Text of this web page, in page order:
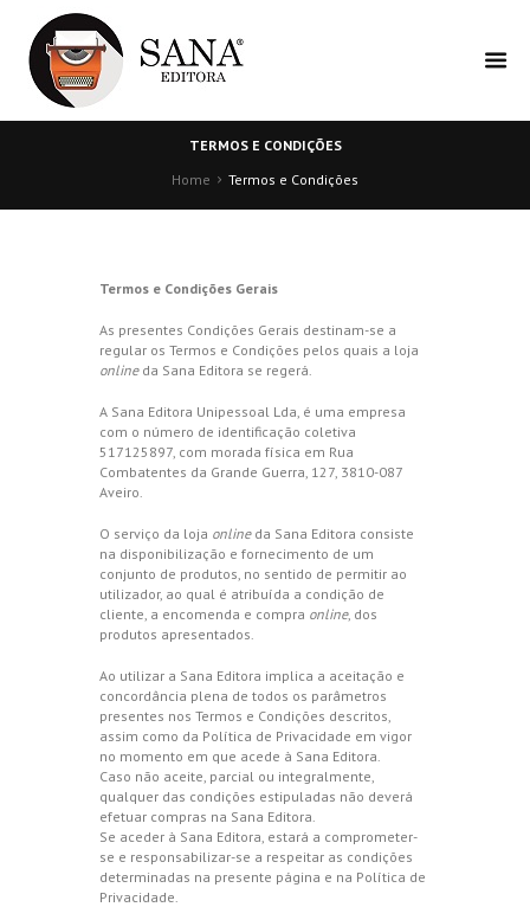
TERMOS E CONDIÇÕES
Home
Termos e Condições
Termos e Condições Gerais
As presentes Condições Gerais destinam-se a
regular os Termos e Condições pelos quais a loja
onlineda Sana Editora se regerá.
A Sana Editora Unipessoal Lda, é uma empresa
com o número de identificação coletiva
517125897, com morada física em Rua
Combatentes da Grande Guerra, 127, 3810-087
Aveiro.
O serviço da loja onlineda Sana Editora consiste
na disponibilização e fornecimento de um
conjunto de produtos, no sentido de permitir ao
utilizador, ao qual é atribuída a condição de
cliente, a encomenda e compra online, dos
produtos apresentados.
Ao utilizar a Sana Editora implica a aceitação e
concordância plena de todos os parâmetros
presentes nos Termos e Condições descritos,
assim como da Política de Privacidade em vigor
no momento em que acede à Sana Editora.
Caso não aceite, parcial ou integralmente,
qualquer das condições estipuladas não deverá
efetuar compras na Sana Editora.
Se aceder à Sana Editora, estará a comprometer-
se e responsabilizar-se a respeitar as condições
determinadas na presente página e na Política de
Privacidade.